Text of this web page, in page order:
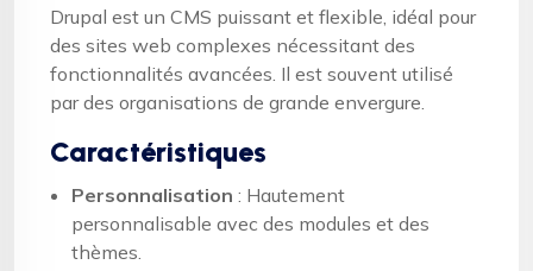
Drupal est un CMS puissant et flexible, idéal pour
des sites web complexes nécessitant des
fonctionnalités avancées. Il est souvent utilisé
par des organisations de grande envergure.
Caractéristiques
Personnalisation : Hautement
personnalisable avec des modules et des
thèmes.